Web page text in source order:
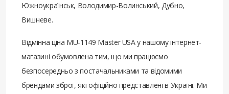
Южноукраїнськ, Володимир-Волинський, Дубно,
Вишневе.
Відмінна ціна MU-1149 Master USA у нашому інтернет-
магазині обумовлена ​​тим, що ми працюємо
безпосередньо з постачальниками та відомими
брендами зброї, які офіційно представлені в Україні. Ми